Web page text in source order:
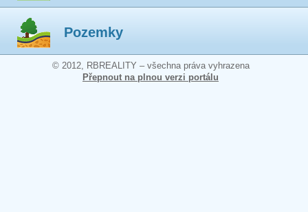
Pozemky
© 2012, RBREALITY – všechna práva vyhrazena
Přepnout na plnou verzi portálu